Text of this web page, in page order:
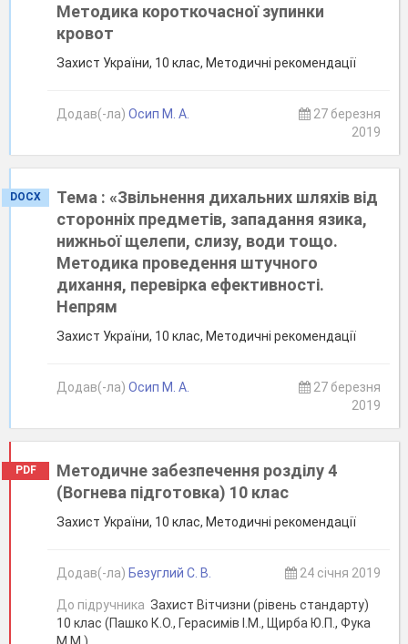
Методика короткочасної зупинки
кровот
Захист України, 10 клас, Методичні рекомендації
Додав(-ла) Осип М. А.
27 березня
2019
DOCX
Тема : «Звільнення дихальних шляхів від
сторонніх предметів, западання язика,
нижньої щелепи, слизу, води тощо.
Методика проведення штучного
дихання, перевірка ефективності.
Непрям
Захист України, 10 клас, Методичні рекомендації
Додав(-ла) Осип М. А.
27 березня
2019
PDF
Методичне забезпечення розділу 4
(Вогнева підготовка) 10 клас
Захист України, 10 клас, Методичні рекомендації
Додав(-ла) Безуглий С. В. 24 січня 2019
До підручника Захист Вітчизни (рівень стандарту)
10 клас (Пашко К.О., Герасимів І.М., Щирба Ю.П., Фука